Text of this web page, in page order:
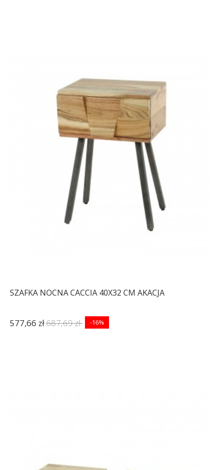
SZAFKA NOCNA CACCIA 40X32 CM AKACJA
577,66 zł687,69 zł -16%